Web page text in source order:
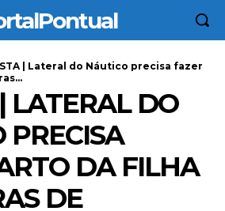
| Lateral do Náutico precisa fazer
LATERAL DO
PRECISA
DA FILHA
DE